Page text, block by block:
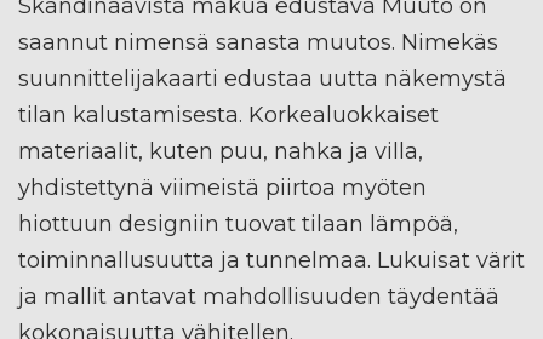
Skandinaavista makua edustava Muuto on
saannut nimensä sanasta muutos. Nimekäs
suunnittelijakaarti edustaa uutta näkemystä
tilan kalustamisesta. Korkealuokkaiset
materiaalit, kuten puu, nahka ja villa,
yhdistettynä viimeistä piirtoa myöten
hiottuun designiin tuovat tilaan lämpöä,
toiminnallusuutta ja tunnelmaa. Lukuisat värit
ja mallit antavat mahdollisuuden täydentää
kokonaisuutta vähitellen.